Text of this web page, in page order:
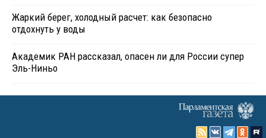
Жаркий берег, холодный расчет: как безопасно
отдохнуть у воды
Академик РАН рассказал, опасен ли для России супер
Эль-Ниньо